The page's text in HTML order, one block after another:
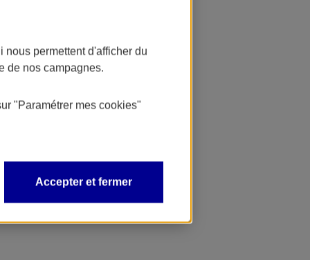
permettent d'afficher du
de nos campagnes.
"Paramétrer mes cookies"
Accepter et fermer